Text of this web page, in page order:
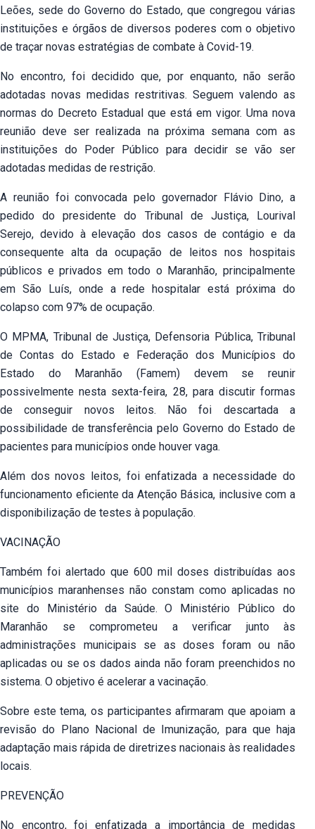
Leões, sede do Governo do Estado, que congregou várias
instituições e órgãos de diversos poderes com o objetivo
de traçar novas estratégias de combate à Covid-19.
No encontro, foi decidido que, por enquanto, não serão
adotadas novas medidas restritivas. Seguem valendo as
normas do Decreto Estadual que está em vigor. Uma nova
reunião deve ser realizada na próxima semana com as
instituições do Poder Público para decidir se vão ser
adotadas medidas de restrição.
A reunião foi convocada pelo governador Flávio Dino, a
pedido do presidente do Tribunal de Justiça, Lourival
Serejo, devido à elevação dos casos de contágio e da
consequente alta da ocupação de leitos nos hospitais
públicos e privados em todo o Maranhão, principalmente
em São Luís, onde a rede hospitalar está próxima do
colapso com 97% de ocupação.
O MPMA, Tribunal de Justiça, Defensoria Pública, Tribunal
de Contas do Estado e Federação dos Municípios do
Estado do Maranhão (Famem) devem se reunir
possivelmente nesta sexta-feira, 28, para discutir formas
de conseguir novos leitos. Não foi descartada a
possibilidade de transferência pelo Governo do Estado de
pacientes para municípios onde houver vaga.
Além dos novos leitos, foi enfatizada a necessidade do
funcionamento eficiente da Atenção Básica, inclusive com a
disponibilização de testes à população.
VACINAÇÃO
Também foi alertado que 600 mil doses distribuídas aos
municípios maranhenses não constam como aplicadas no
site do Ministério da Saúde. O Ministério Público do
Maranhão se comprometeu a verificar junto às
administrações municipais se as doses foram ou não
aplicadas ou se os dados ainda não foram preenchidos no
sistema. O objetivo é acelerar a vacinação.
Sobre este tema, os participantes afirmaram que apoiam a
revisão do Plano Nacional de Imunização, para que haja
adaptação mais rápida de diretrizes nacionais às realidades
locais.
PREVENÇÃO
No encontro, foi enfatizada a importância de medidas